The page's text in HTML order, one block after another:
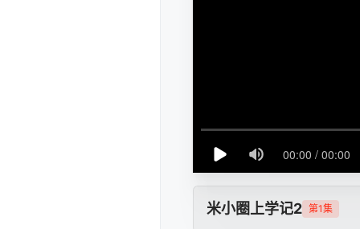
米小圈上学记2 第1集